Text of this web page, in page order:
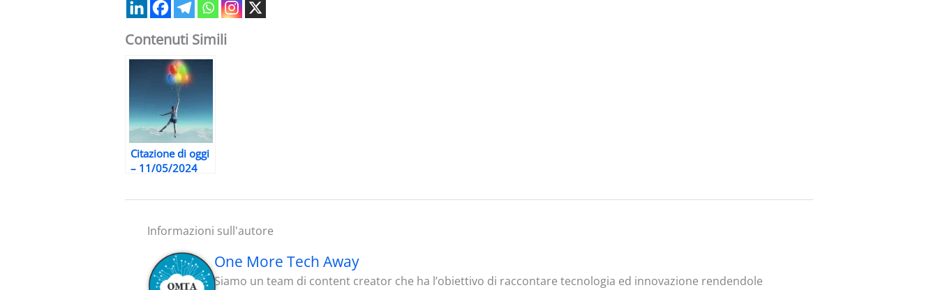
Contenuti Simili
Citazione di oggi
– 11/05/2024
Informazioni sull'autore
One More Tech Away
Siamo un team di content creator che ha l’obiettivo di raccontare tecnologia ed innovazione rendendole